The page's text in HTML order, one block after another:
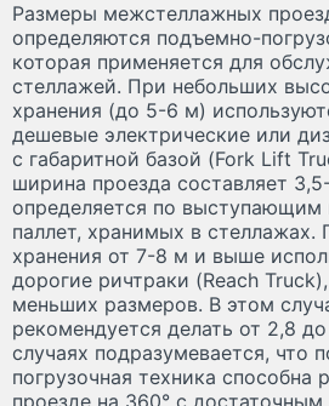
Размеры межстеллажных
определяются подъемно-
которая применяется для
стеллажей. При небольших
хранения (до 5-6 м)
дешевые электрические или
с габаритной базой (Fork Lift
ширина проезда составляет
определяется по выступающим
паллет, хранимых в стеллажах.
хранения от 7-8 м и выше
дорогие ричтраки (Reach
меньших размеров. В этом
рекомендуется делать от 2,8
случаях подразумевается, что
погрузочная техника способна